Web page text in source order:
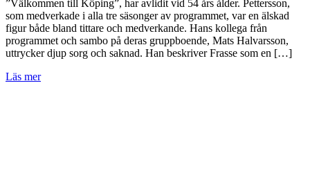
”Välkommen till Köping”, har avlidit vid 54 års ålder. Pettersson,
som medverkade i alla tre säsonger av programmet, var en älskad
figur både bland tittare och medverkande. Hans kollega från
programmet och sambo på deras gruppboende, Mats Halvarsson,
uttrycker djup sorg och saknad. Han beskriver Frasse som en […]
Läs mer